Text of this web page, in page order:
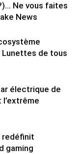
Ne vous faites
News
Lunettes de tous
électrique de
redéfinit
gaming